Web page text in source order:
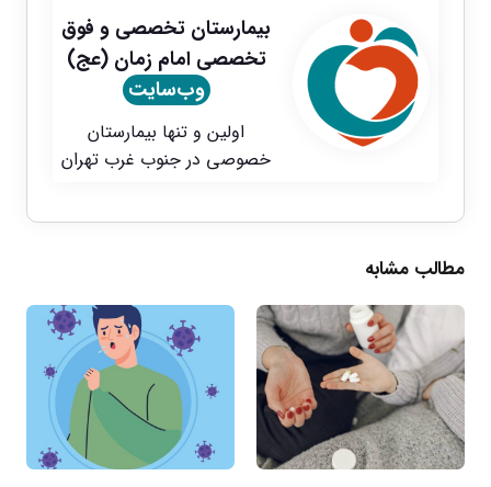
بیمارستان تخصصی و فوق
تخصصی امام زمان (عج)
وب‌سایت
اولین و تنها بیمارستان
خصوصی در جنوب غرب تهران
مطالب مشابه